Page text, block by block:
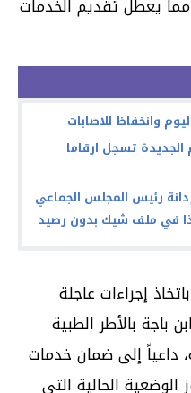
يعطل تقديم الخدمات
وانخفاظ للاصابات
الجديدة تسجل ارقاما
رئيس المجلس الجماعي
في ملف شيك بدون رصيد
إجراءات عاجلة
باجة بالأطر الطبية
داعياً إلى ضمان خدمات
الحالية التي